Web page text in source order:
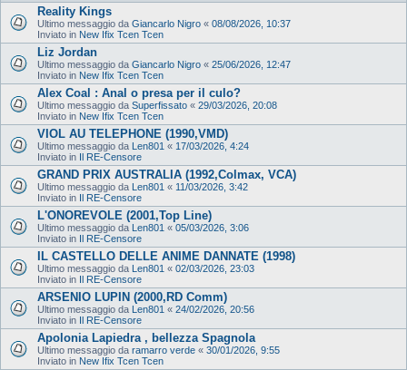
Reality Kings
Ultimo messaggio da Giancarlo Nigro « 08/08/2026, 10:37
Inviato in New Ifix Tcen Tcen
Liz Jordan
Ultimo messaggio da Giancarlo Nigro « 25/06/2026, 12:47
Inviato in New Ifix Tcen Tcen
Alex Coal : Anal o presa per il culo?
Ultimo messaggio da Superfissato « 29/03/2026, 20:08
Inviato in New Ifix Tcen Tcen
VIOL AU TELEPHONE (1990,VMD)
Ultimo messaggio da Len801 « 17/03/2026, 4:24
Inviato in Il RE-Censore
GRAND PRIX AUSTRALIA (1992,Colmax, VCA)
Ultimo messaggio da Len801 « 11/03/2026, 3:42
Inviato in Il RE-Censore
L'ONOREVOLE (2001,Top Line)
Ultimo messaggio da Len801 « 05/03/2026, 3:06
Inviato in Il RE-Censore
IL CASTELLO DELLE ANIME DANNATE (1998)
Ultimo messaggio da Len801 « 02/03/2026, 23:03
Inviato in Il RE-Censore
ARSENIO LUPIN (2000,RD Comm)
Ultimo messaggio da Len801 « 24/02/2026, 20:56
Inviato in Il RE-Censore
Apolonia Lapiedra , bellezza Spagnola
Ultimo messaggio da ramarro verde « 30/01/2026, 9:55
Inviato in New Ifix Tcen Tcen